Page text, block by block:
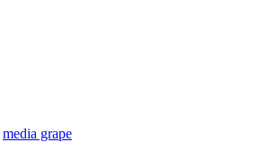
media grape